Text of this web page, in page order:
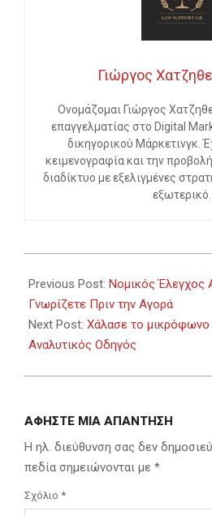
Γιώργος
Ονομάζομαι Γιώργος
επαγγελματίας στο Digital
δικηγορικού Μάρκετινγκ.
κειμενογραφία και την
διαδίκτυο με εξελιγμένες
εξωτερικό.
11-
27
Previous Post: Νομικός Έλεγχος
Γνωρίζετε Πριν την Αγορά
Next Post: Χάλασε το μικρόφωνο
Αναλυτικός Οδηγός
ΑΦΉΣΤΕ ΜΙΑ ΑΠΆΝΤΗΣΗ
Η ηλ. διεύθυνση σας δεν
πεδία σημειώνονται με *
Σχόλιο *